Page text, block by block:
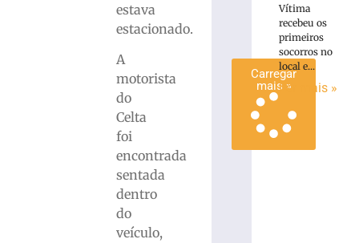
estava
estacionado.
A
motorista
do
Celta
foi
encontrada
sentada
dentro
do
veículo,
Carregar
mais »
Vítima
recebeu os
primeiros
socorros no
local e...
Ler mais »